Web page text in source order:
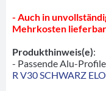
- Auch in
Mehrkosten lieferbar.
Produkthinweis(e):
- Passende Alu-
R V30 SCHWARZ